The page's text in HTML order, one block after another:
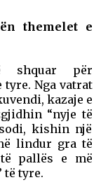
themelet e
shquar për
Nga vatrat
kazaje e
“nyje të
kishin një
lindur gra të
pallës e më
të tyre.